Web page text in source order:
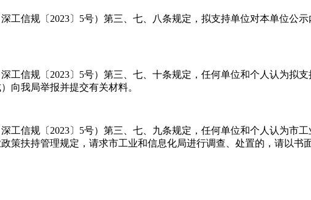
信规〔2023〕5号）第三、七、八条规定，拟支持单位对本单位公
信规〔2023〕5号）第三、七、十条规定，任何单位和个人认为拟
向我局举报并提交有关材料。
信规〔2023〕5号）第三、七、九条规定，任何单位和个人认为市
策扶持管理规定，请求市工业和信息化局进行调查、处置的，请以书